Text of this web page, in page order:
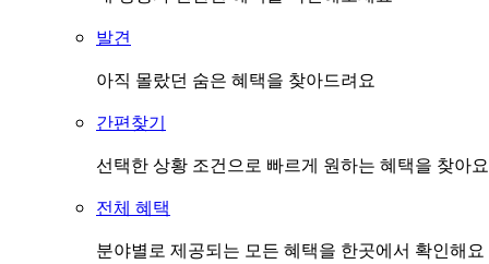
발견
아직 몰랐던 숨은 혜택을 찾아드려요
간편찾기
선택한 상황 조건으로 빠르게 원하는 혜택을 찾아요
전체 혜택
분야별로 제공되는 모든 혜택을 한곳에서 확인해요